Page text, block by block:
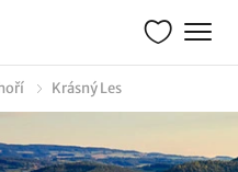
Krásný Les